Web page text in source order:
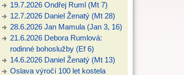
19.7.2026 Ondřej Ruml (Mt 7)
12.7.2026 Daniel Ženatý (Mt 28)
28.6.2026 Jan Mamula (Jan 3, 16)
21.6.2026 Debora Rumlová:
rodinné bohoslužby (Ef 6)
14.6.2026 Daniel Ženatý (Mt 13)
Oslava výročí 100 let kostela